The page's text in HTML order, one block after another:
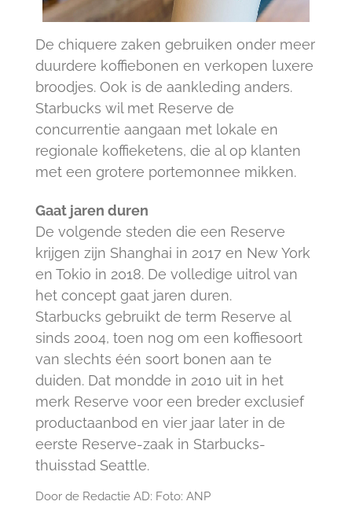
De chiquere zaken gebruiken onder meer
duurdere koffiebonen en verkopen luxere
broodjes. Ook is de aankleding anders.
Starbucks wil met Reserve de
concurrentie aangaan met lokale en
regionale koffieketens, die al op klanten
met een grotere portemonnee mikken.
Gaat jaren duren
De volgende steden die een Reserve
krijgen zijn Shanghai in 2017 en New York
en Tokio in 2018. De volledige uitrol van
het concept gaat jaren duren.
Starbucks gebruikt de term Reserve al
sinds 2004, toen nog om een koffiesoort
van slechts één soort bonen aan te
duiden. Dat mondde in 2010 uit in het
merk Reserve voor een breder exclusief
productaanbod en vier jaar later in de
eerste Reserve-zaak in Starbucks-
thuisstad Seattle.
Door de Redactie AD: Foto: ANP